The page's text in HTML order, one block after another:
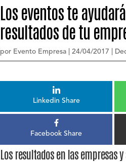
Los eventos te
resultados de tu
por Evento Empresa 24/04/2017
Linkedin Share
Facebook Share
Los resultados en las empresas